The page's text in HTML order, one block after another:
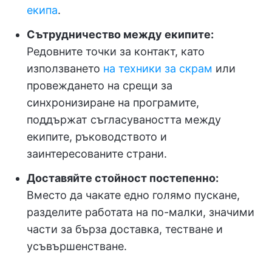
екипа.
Сътрудничество между екипите:
Редовните точки за контакт, като
използването на техники за скрам или
провеждането на срещи за
синхронизиране на програмите,
поддържат съгласуваността между
екипите, ръководството и
заинтересованите страни.
Доставяйте стойност постепенно:
Вместо да чакате едно голямо пускане,
разделите работата на по-малки, значими
части за бърза доставка, тестване и
усъвършенстване.